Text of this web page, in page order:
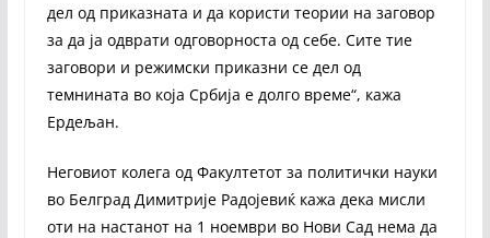
дел од приказната и да користи теории на заговор
за да ја одврати одговорноста од себе. Сите тие
заговори и режимски приказни се дел од
темнината во која Србија е долго време“, кажа
Ердељан.
Неговиот колега од Факултетот за политички науки
во Белград Димитрије Радојевиќ кажа дека мисли
оти на настанот на 1 ноември во Нови Сад нема да